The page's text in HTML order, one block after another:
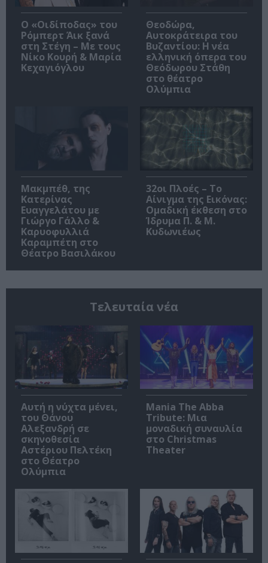
O «Οιδίποδας» του
Ρόμπερτ Άικ ξανά
στη Στέγη – Με τους
Νίκο Κουρή & Μαρία
Κεχαγιόγλου
Θεοδώρα,
Αυτοκράτειρα του
Βυζαντίου: Η νέα
ελληνική όπερα του
Θεόδωρου Στάθη
στο θέατρο
Ολύμπια
Μακμπέθ, της
Κατερίνας
Ευαγγελάτου με
Γιώργο Γάλλο &
Καρυοφυλλιά
Καραμπέτη στο
Θέατρο Βασιλάκου
32οι Πλοές – Το
Αίνιγμα της Εικόνας:
Ομαδική έκθεση στο
Ίδρυμα Π. & Μ.
Κυδωνιέως
Τελευταία νέα
Αυτή η νύχτα μένει,
του Θάνου
Αλεξανδρή σε
σκηνοθεσία
Αστέριου Πελτέκη
στο Θέατρο
Ολύμπια
Mania The Abba
Tribute: Μια
μοναδική συναυλία
στο Christmas
Theater